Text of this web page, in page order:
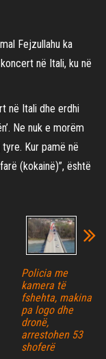
Fejzullahu ka
në Itali, ku në
në Itali dhe erdhi
Ne nuk e morëm
Kur pamë në
(kokainë)”, është
Policia me
kamera të
fshehta, makina
pa logo dhe
dronë,
arrestohen 53
shoferë